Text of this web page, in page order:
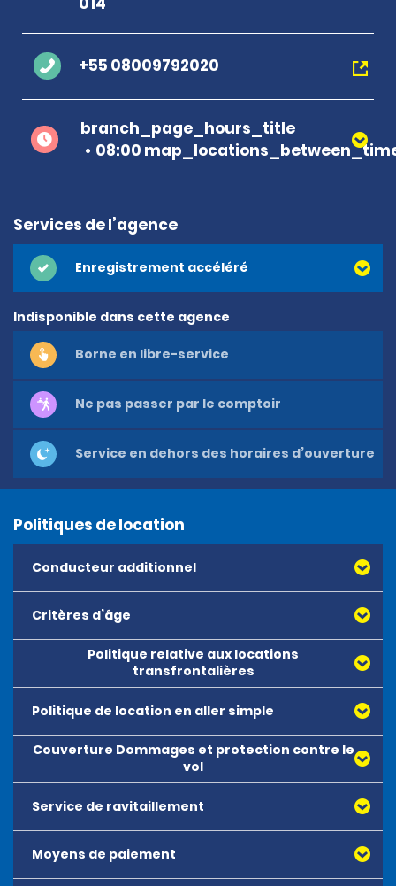
+55 08009792020
branch_page_hours_title
08:00
Services de l’agence
Enregistrement accéléré
Indisponible dans cette agence
Borne en libre-service
Ne pas passer par le comptoir
Service en dehors des horaires d’ouverture
Politiques de location
Conducteur additionnel
Critères d’âge
Politique relative aux locations
transfrontalières
Politique de location en aller simple
Couverture Dommages et protection contre le
vol
Service de ravitaillement
Moyens de paiement